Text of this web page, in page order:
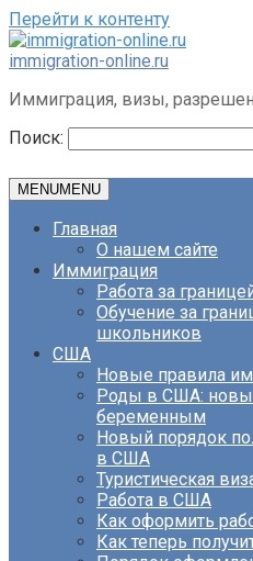
Перейти к контенту
immigration-online.ru
Иммиграция, визы,
Поиск:
MENUMENU
Главная
О нашем сайте
Иммиграция
Работа за
Обучение за
школьников
США
Новые правила
Роды в США:
беременным
Новый порядок
в США
Туристическая
Работа в США
Как оформить
Как теперь